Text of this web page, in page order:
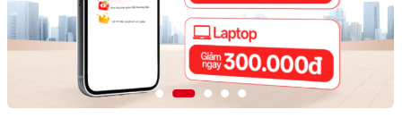
Apple Watch S11 Ốp lưng Pitaka
Ốp lưng Apple
Loa Marshall Cốc sạc Apple